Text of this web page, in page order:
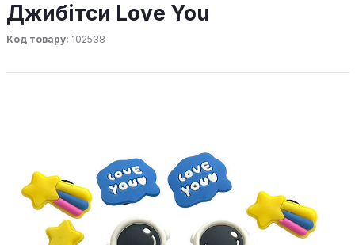
Джибітси Love You
Код товару: 102538